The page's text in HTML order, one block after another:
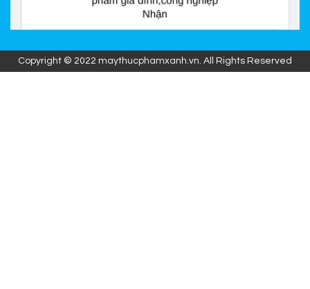
Copyright © 2022 maythucphamxanh.vn. All Rights Reserved